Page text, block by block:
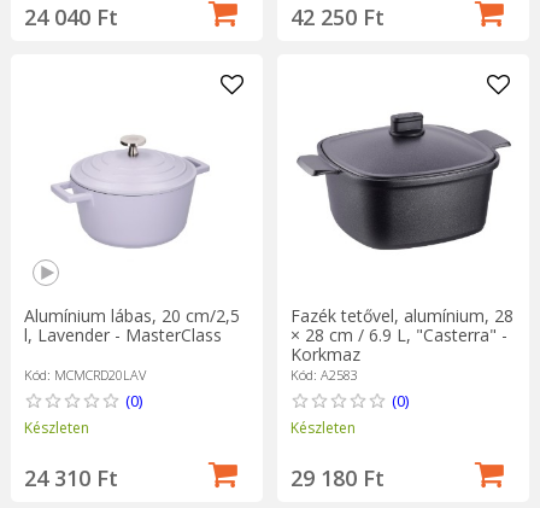
24 040 Ft 42 250 Ft
Alumínium lábas, 20 cm/2,5
l, Lavender - MasterClass
Kód: MCMCRD20LAV
(0)
Készleten
24 310 Ft
Fazék tetővel, alumínium, 28
× 28 cm / 6.9 L, "Casterra" -
Korkmaz
Kód: A2583
(0)
Készleten
29 180 Ft